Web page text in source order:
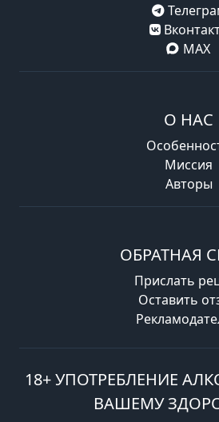
MAX
О НАС
Миссия
Авторы
ОБРАТНАЯ
Прислать
Оставить
18+ УПОТРЕБЛЕНИЕ
ВАШЕМУ